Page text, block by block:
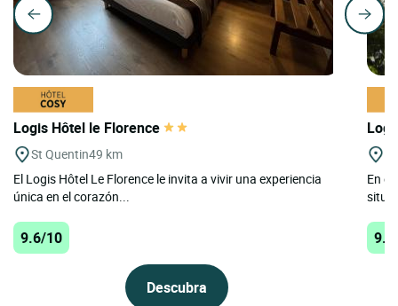
Logis Hôtel le Florence
St Quentin49 km
El Logis Hôtel Le Florence le invita a vivir una experiencia
única en el corazón...
9.6/10
Descubra
En